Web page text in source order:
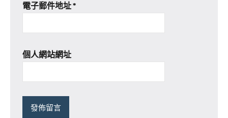
電子郵件地址*
個人網站網址